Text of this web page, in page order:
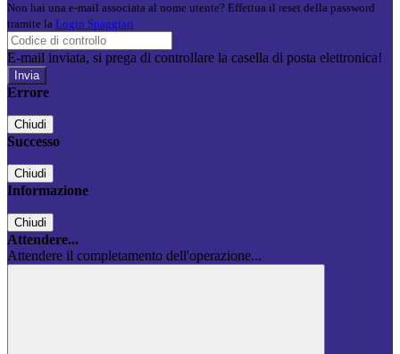
Non hai una e-mail associata al nome utente? Effettua il reset della password
tramite la Login Spaggiari
E-mail inviata, si prega di controllare la casella di posta elettronica!
Errore
Chiudi
Successo
Chiudi
Informazione
Chiudi
Attendere...
Attendere il completamento dell'operazione...